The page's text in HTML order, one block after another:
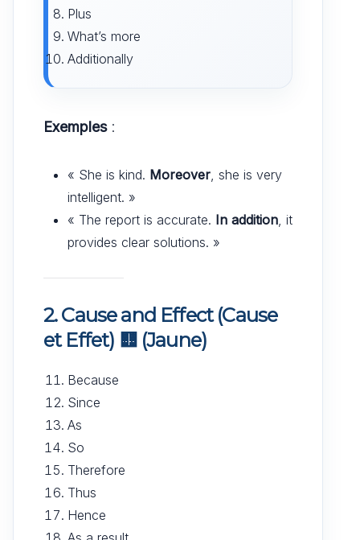
Plus
What’s more
Additionally
Exemples:
« She is kind. Moreover , she is very
intelligent. »
« The report is accurate. In addition , it
provides clear solutions. »
2. Cause and Effect (Cause
et Effet) 🟨 (Jaune)
Because
Since
As
So
Therefore
Thus
Hence